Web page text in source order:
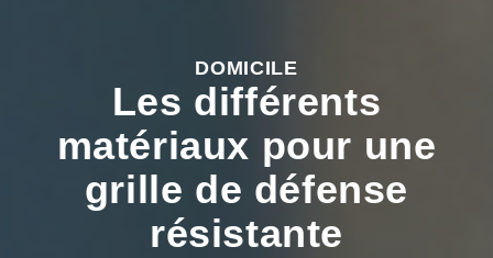
DOMICILE
Les différents
matériaux pour une
grille de défense
résistante